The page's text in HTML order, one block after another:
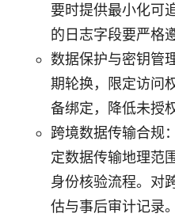
要时提供最小化可
的日志字段要严格
数据保护与密钥管
期轮换，限定访问
备绑定，降低未授
跨境数据传输合规
定数据传输地理范
身份核验流程。对
估与事后审计记录。